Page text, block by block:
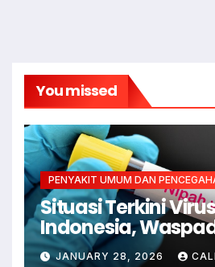
You missed
PENYAKIT UMUM DAN
Situasi Terkini
Indonesia,
Kepanikan
JANUARY 28, 2026